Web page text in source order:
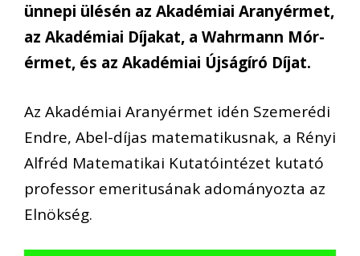
ünnepi ülésén az Akadémiai Aranyérmet,
az Akadémiai Díjakat, a Wahrmann Mór-
érmet, és az Akadémiai Újságíró Díjat.
Az Akadémiai Aranyérmet idén Szemerédi
Endre, Abel-díjas matematikusnak, a Rényi
Alfréd Matematikai Kutatóintézet kutató
professor emeritusának adományozta az
Elnökség.